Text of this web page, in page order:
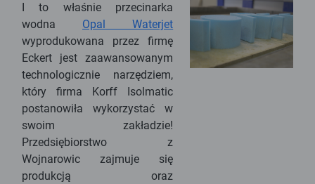
I to właśnie przecinarka
wodna Opal Waterjet
wyprodukowana przez firmę
Eckert jest zaawansowanym
technologicznie narzędziem,
który firma Korff Isolmatic
postanowiła wykorzystać w
swoim zakładzie!
Przedsiębiorstwo z
Wojnarowic zajmuje się
produkcją oraz